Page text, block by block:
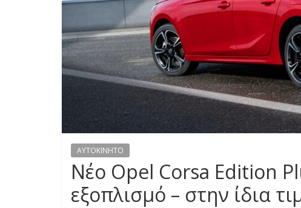
S
S
C
A
AYTOKINHTO
Νέο Opel Corsa Edition
εξοπλισμό – στην ίδια